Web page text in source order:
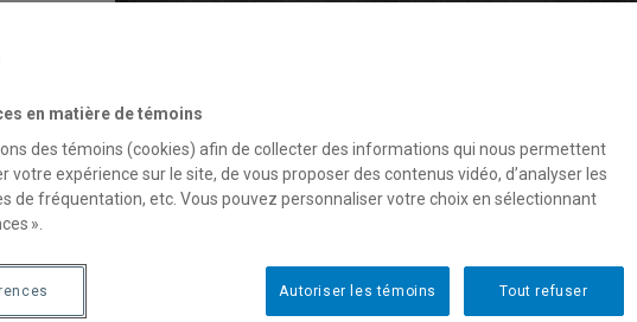
Leclerc
en matière de témoins
des témoins (cookies) afin de collecter des informations qui nous permettent
votre expérience sur le site, de vous proposer des contenus vidéo, d’analyser les
de fréquentation, etc. Vous pouvez personnaliser votre choix en sélectionnant
».
Tout refuser
Autoriser les témoins